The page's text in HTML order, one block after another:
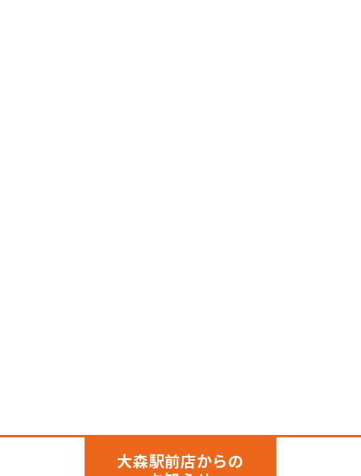
大森駅前店からの